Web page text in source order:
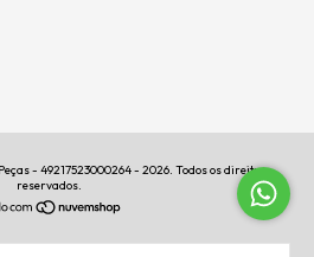
- 49217523000264 - 2026. Todos os direitos
reservados.